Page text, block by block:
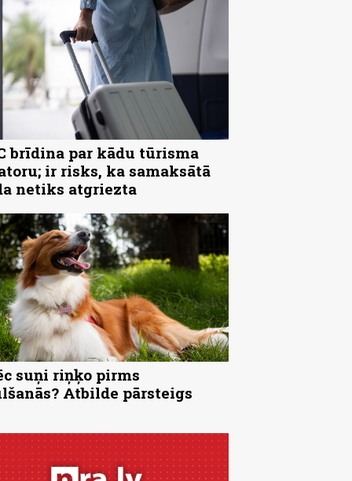
brīdina par kādu tūrisma
ir risks, ka samaksātā
netiks atgriezta
suņi riņķo pirms
Atbilde pārsteigs